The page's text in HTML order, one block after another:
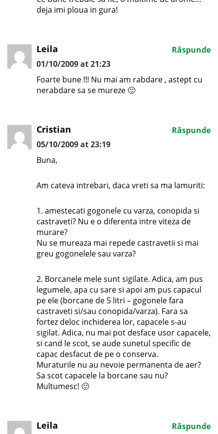
deja imi ploua in gura!
Leila
01/10/2009 at 21:23
Foarte bune !!! Nu mai am rabdare , astept cu
nerabdare sa se mureze 🙂
Răspunde
Cristian
05/10/2009 at 23:19
Buna,
Am cateva intrebari, daca vreti sa ma lamuriti:
1. amestecati gogonele cu varza, conopida si
castraveti? Nu e o diferenta intre viteza de
murare?
Nu se mureaza mai repede castravetii si mai
greu gogonelele sau varza?
2. Borcanele mele sunt sigilate. Adica, am pus
legumele, apa cu sare si apoi am pus capacul
pe ele (borcane de 5 litri – gogonele fara
castraveti si/sau conopida/varza). Fara sa
fortez deloc inchiderea lor, capacele s-au
sigilat. Adica, nu mai pot desface usor capacele,
si cand le scot, se aude sunetul specific de
capac desfacut de pe o conserva.
Muraturile nu au nevoie permanenta de aer?
Sa scot capacele la borcane sau nu?
Multumesc! 🙂
Răspunde
Leila Răspunde